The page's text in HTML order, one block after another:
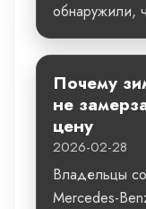
обнаружили,
Почему
не
цену
2026-02-28
Владельцы
Mercedes-